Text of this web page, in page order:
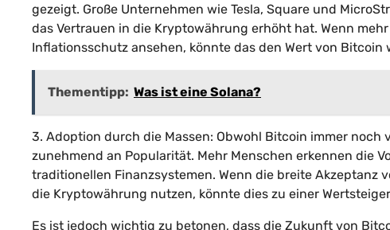
gezeigt. Große Unternehmen wie Tesla, Square und
das Vertrauen in die Kryptowährung erhöht hat. Wenn
Inflationsschutz ansehen, könnte das den Wert von Bitcoin
Thementipp: Was ist eine Solana?
3. Adoption durch die Massen: Obwohl Bitcoin immer
zunehmend an Popularität. Mehr Menschen erkennen die
traditionellen Finanzsystemen. Wenn die breite
die Kryptowährung nutzen, könnte dies zu einer
Es ist jedoch wichtig zu betonen, dass die Zukunft von